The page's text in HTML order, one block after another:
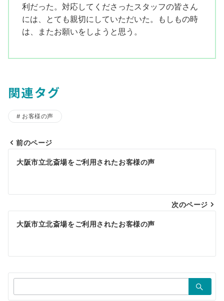
利だった。対応してくださったスタッフの皆さん
には、とても親切にしていただいた。もしもの時
は、またお願いをしようと思う。
関連タグ
お客様の声
投
ナ
ビ
ゲ
シ
ョ
ン
前のページ
大阪市立北斎場をご利用されたお客様の声
次のページ
大阪市立北斎場をご利用されたお客様の声
索：